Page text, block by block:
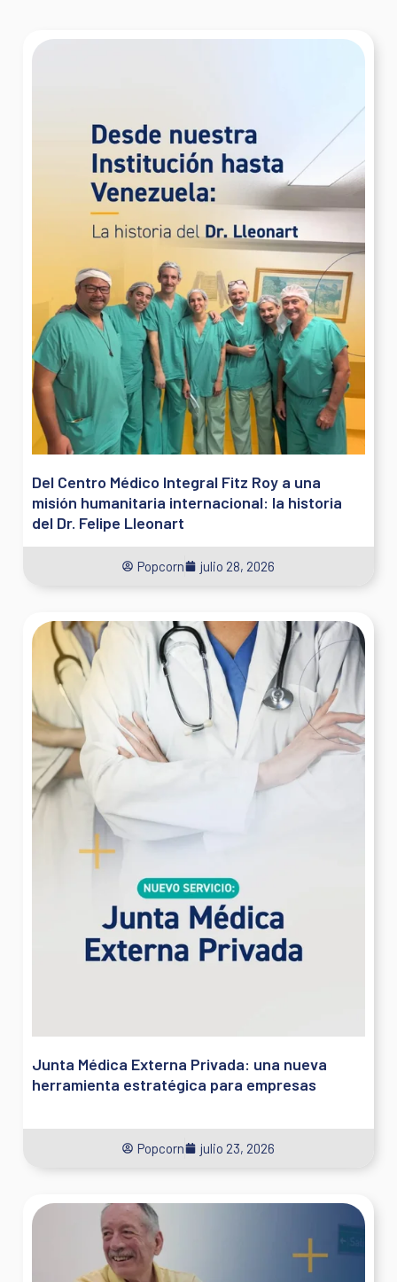
Del Centro Médico Integral Fitz Roy a una
misión humanitaria internacional: la historia
del Dr. Felipe Lleonart
Popcorn julio 28, 2026
Junta Médica Externa Privada: una nueva
herramienta estratégica para empresas
Popcorn julio 23, 2026